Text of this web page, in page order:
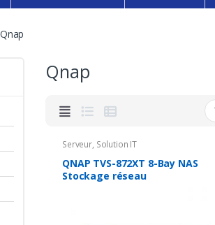
Qnap
Qnap
Serveur, Solution IT
QNAP TVS-872XT 8-Bay NAS
Stockage réseau